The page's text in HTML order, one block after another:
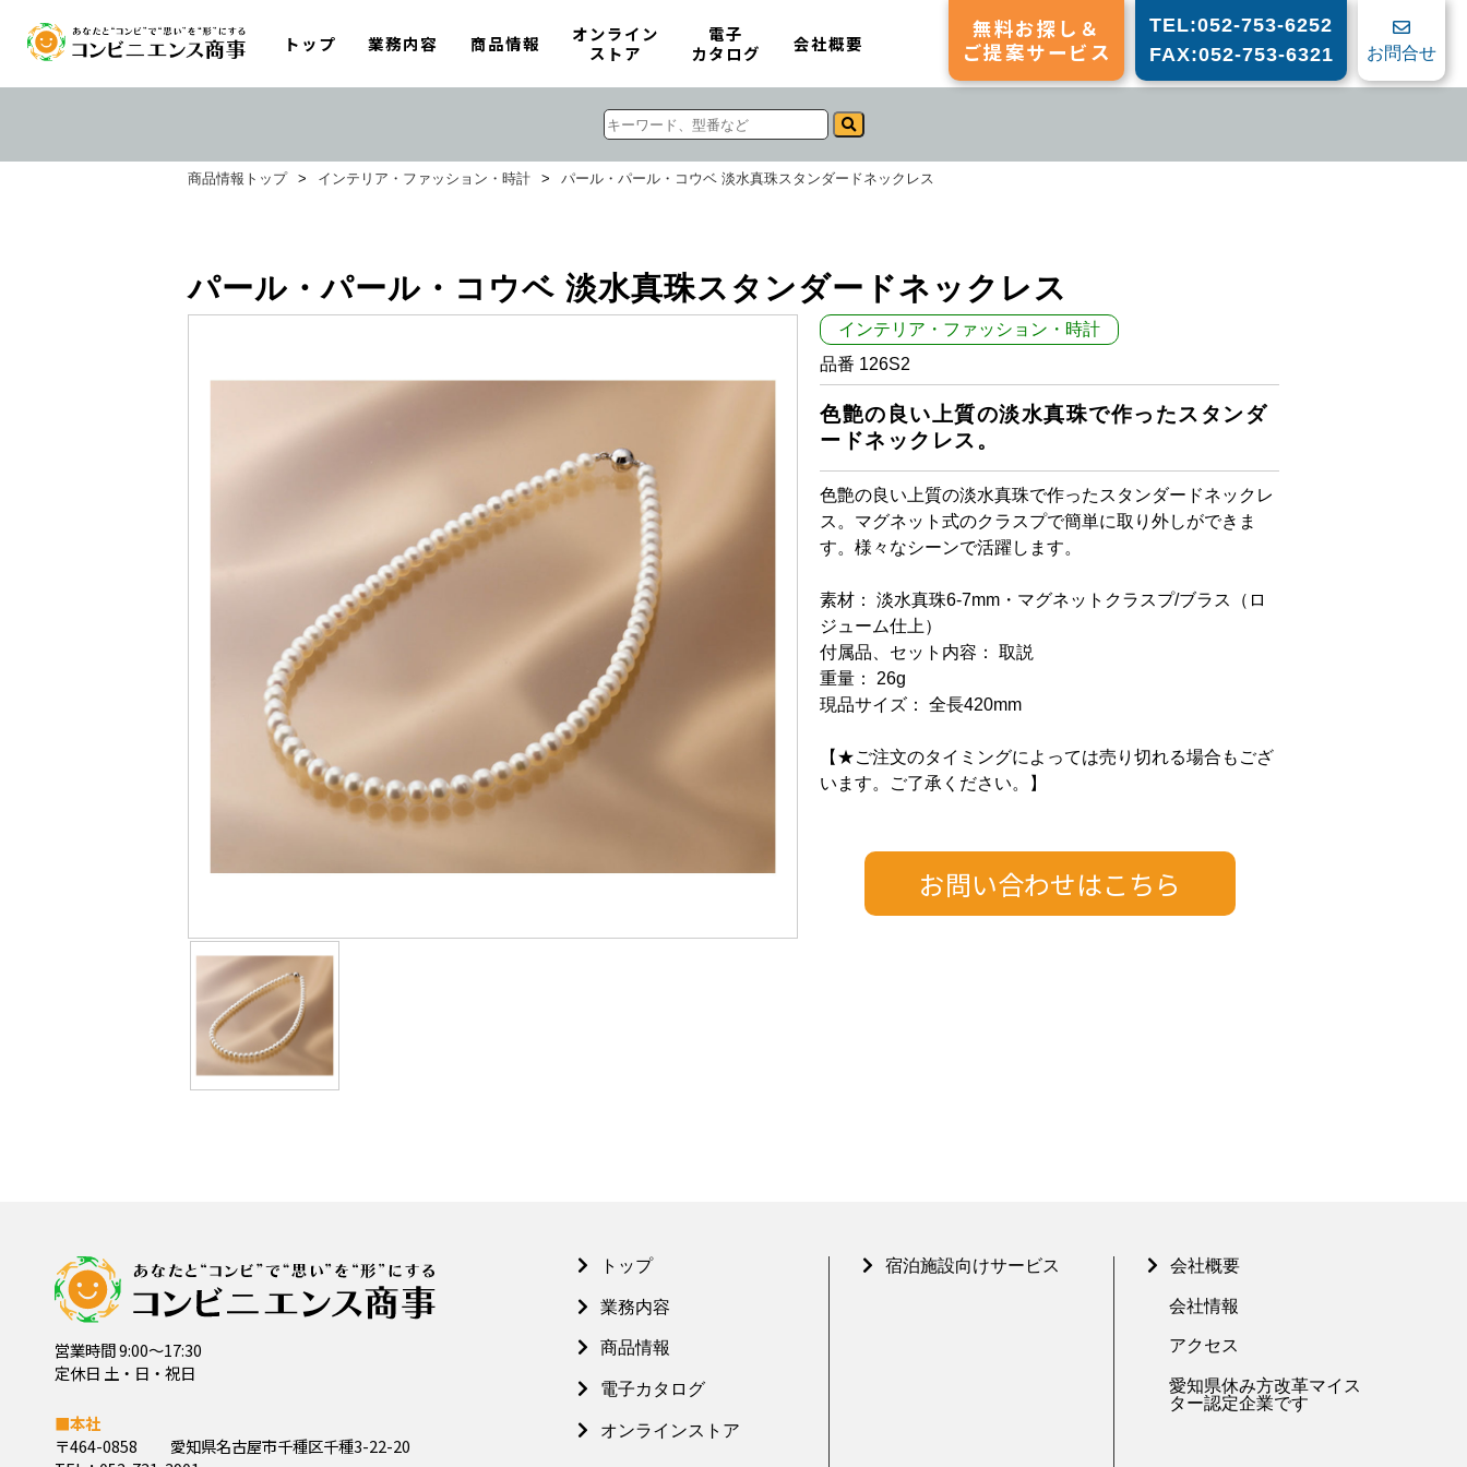
トップ 業務内容 商品情報
オンライン
ストア
電子
カタログ
会社概要
無料お探し＆
ご提案サービス
TEL:052-753-6252
FAX:052-753-6321
お問合せ
商品情報トップ > インテリア・ファッション・時計 > パール・パール・コウベ 淡水真珠スタンダードネックレス
パール・パール・コウベ 淡水真珠スタンダードネックレス
インテリア・ファッション・時計
品番 126S2
色艶の良い上質の淡水真珠で作ったスタンダ
ードネックレス。
色艶の良い上質の淡水真珠で作ったスタンダードネックレ
ス。マグネット式のクラスプで簡単に取り外しができま
す。様々なシーンで活躍します。
素材： 淡水真珠6-7mm・マグネットクラスプ/ブラス（ロ
ジューム仕上）
付属品、セット内容： 取説
重量： 26g
現品サイズ： 全長420mm
【★ご注文のタイミングによっては売り切れる場合もござ
います。ご了承ください。】
営業時間 9:00～17:30
定休日 土・日・祝日
■本社
〒464-0858
愛知県名古屋市千種区千種3-22-20
トップ
業務内容
商品情報
電子カタログ
オンラインストア
宿泊施設向けサービス 会社概要
会社情報
アクセス
愛知県休み方改革マイス
ター認定企業です